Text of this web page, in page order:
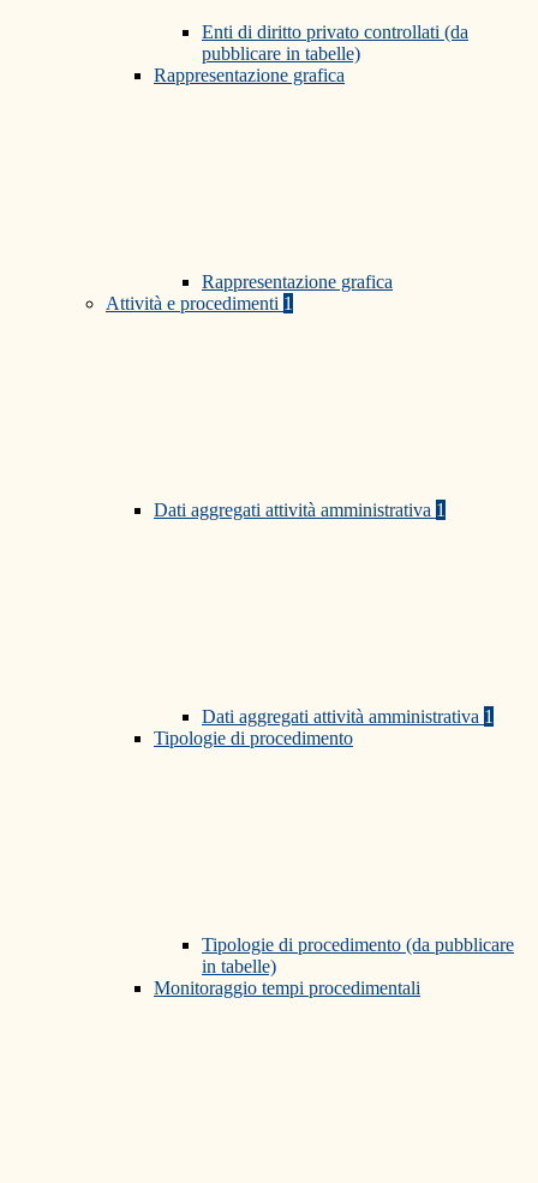
Enti di diritto privato controllati (da
pubblicare in tabelle)
Rappresentazione grafica
Rappresentazione grafica
Attività e procedimenti 1
Dati aggregati attività amministrativa 1
Dati aggregati attività amministrativa 1
Tipologie di procedimento
Tipologie di procedimento (da pubblicare
in tabelle)
Monitoraggio tempi procedimentali